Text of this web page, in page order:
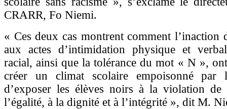
CRARR, Fo Niemi.
« Ces deux cas montrent comment l’inaction
aux actes d’intimidation physique et
racial, ainsi que la tolérance du mot « N »,
créer un climat scolaire empoisonné par
d’exposer les élèves noirs à la violation
l’égalité, à la dignité et à l’intégrité », dit M.